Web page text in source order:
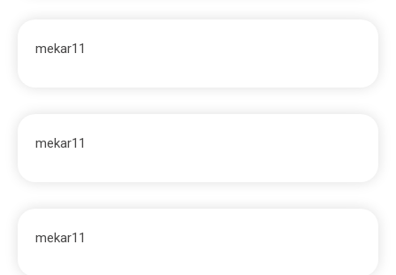
mekar11
mekar11
mekar11